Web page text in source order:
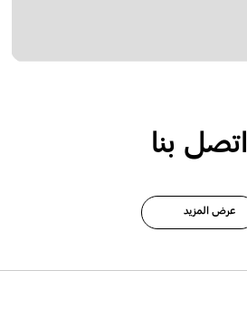
اتصل بنا
عرض المزيد